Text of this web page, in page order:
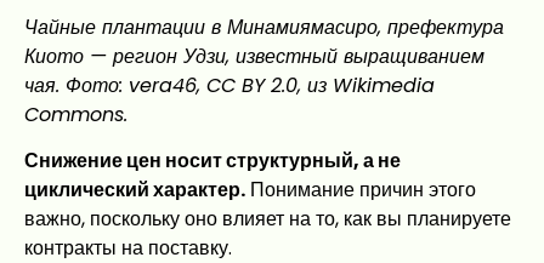
Чайные плантации в Минамиямасиро, префектура
Киото — регион Удзи, известный выращиванием
чая. Фото: vera46, CC BY 2.0, из Wikimedia
Commons.
Снижение цен носит структурный, а не
циклический характер. Понимание причин этого
важно, поскольку оно влияет на то, как вы планируете
контракты на поставку.